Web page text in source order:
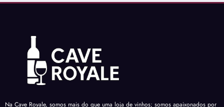
Na Cave Royale, somos mais do que uma loja de vinhos; somos apaixonados por